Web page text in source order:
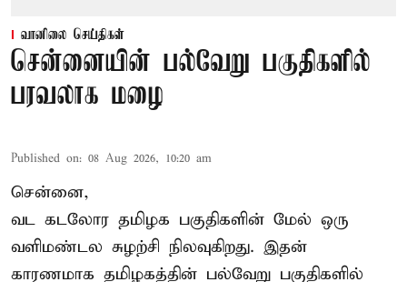
வானிலை செய்திகள்
சென்னையின் பல்வேறு பகுதிகளில்
பரவலாக மழை
Published on: 08 Aug 2026, 10:20 am
சென்னை,
வட கடலோர தமிழக பகுதிகளின் மேல் ஒரு
வளிமண்டல சுழற்சி நிலவுகிறது. இதன்
காரணமாக தமிழகத்தின் பல்வேறு பகுதிகளில்